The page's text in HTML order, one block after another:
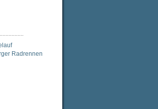
Radrennen